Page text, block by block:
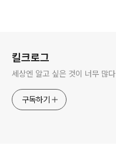
킬크로그
세상엔 알고 싶은 것이 너무 많다
구독하기